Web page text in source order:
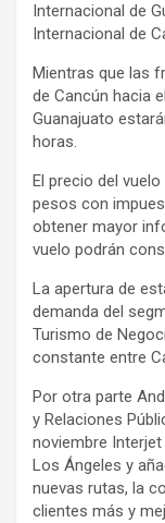
Internacional de
Internacional de
Mientras que las
de Cancún hacia
Guanajuato
horas.
El precio del
pesos con
obtener mayor
vuelo podrán
La apertura de
demanda del
Turismo de
constante entre
Por otra parte
y Relaciones
noviembre
Los Ángeles y
nuevas rutas, la
clientes más y